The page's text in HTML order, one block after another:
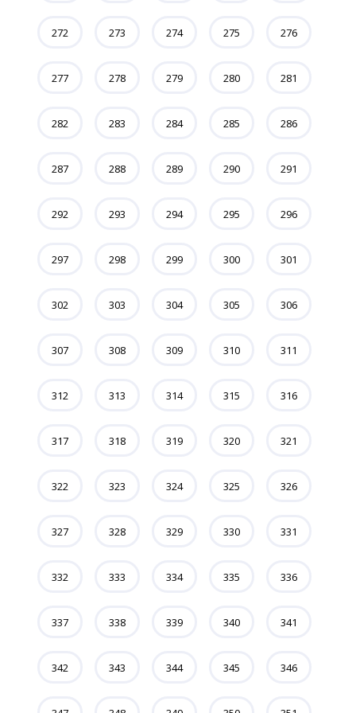
272 273 274 275 276
277 278 279 280 281
282 283 284 285 286
287 288 289 290 291
292 293 294 295 296
297 298 299 300 301
302 303 304 305 306
307 308 309 310 311
312 313 314 315 316
317 318 319 320 321
322 323 324 325 326
327 328 329 330 331
332 333 334 335 336
337 338 339 340 341
342 343 344 345 346